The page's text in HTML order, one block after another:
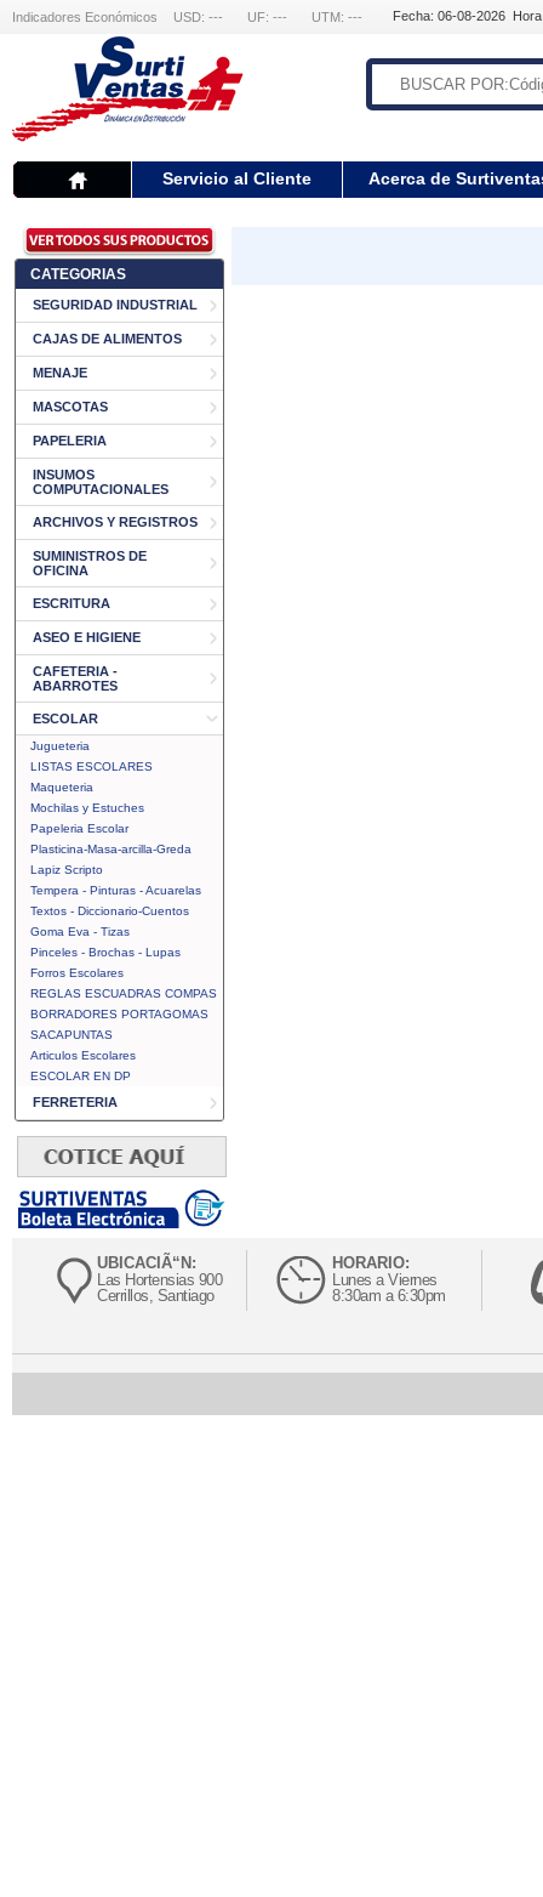
Indicadores Económicos USD: --- UF: --- UTM: --- Fecha: 06-08-2026
Servicio al Cliente Acerca de
CATEGORIAS
SEGURIDAD INDUSTRIAL
CAJAS DE ALIMENTOS
MENAJE
MASCOTAS
PAPELERIA
INSUMOS
COMPUTACIONALES
ARCHIVOS Y REGISTROS
SUMINISTROS DE
OFICINA
ESCRITURA
ASEO E HIGIENE
CAFETERIA -
ABARROTES
ESCOLAR
Jugueteria
LISTAS ESCOLARES
Maqueteria
Mochilas y Estuches
Papeleria Escolar
Plasticina-Masa-arcilla-Greda
Lapiz Scripto
Tempera - Pinturas - Acuarelas
Textos - Diccionario-Cuentos
Goma Eva - Tizas
Pinceles - Brochas - Lupas
Forros Escolares
REGLAS ESCUADRAS COMPAS
BORRADORES PORTAGOMAS
SACAPUNTAS
Articulos Escolares
ESCOLAR EN DP
FERRETERIA
UBICACIÃ“N:
Las Hortensias 900
Cerrillos, Santiago
HORARIO:
Lunes a Viernes
8:30am a 6:30pm